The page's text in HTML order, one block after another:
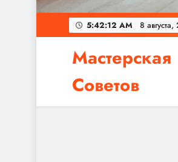
5:42:13 AM 8
Мастерская
Советов
Независимо от того,